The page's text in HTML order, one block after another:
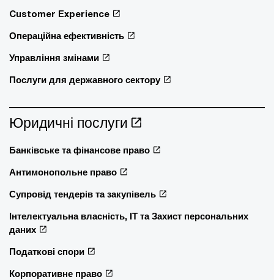
Customer Experience
Операційна ефективність
Управління змінами
Послуги для державного сектору
Юридичні послуги
Банківське та фінансове право
Антимонопольне право
Супровід тендерів та закупівель
Інтелектуальна власність, ІТ та Захист персональних
даних
Податкові спори
Корпоративне право